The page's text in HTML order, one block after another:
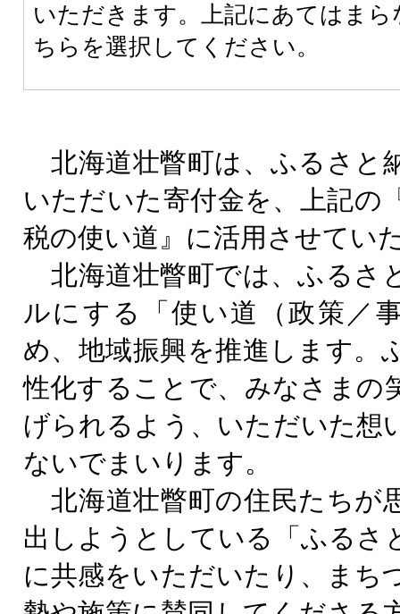
いただきます。上記にあてはまら
ちらを選択してください。
北海道壮瞥町は、ふるさと
いただいた寄付金を、上記の
税の使い道』に活用させてい
北海道壮瞥町では、ふるさ
ルにする「使い道（政策／
め、地域振興を推進します。
性化することで、みなさまの
げられるよう、いただいた想
ないでまいります。
北海道壮瞥町の住民たちが
出しようとしている「ふるさ
に共感をいただいたり、まち